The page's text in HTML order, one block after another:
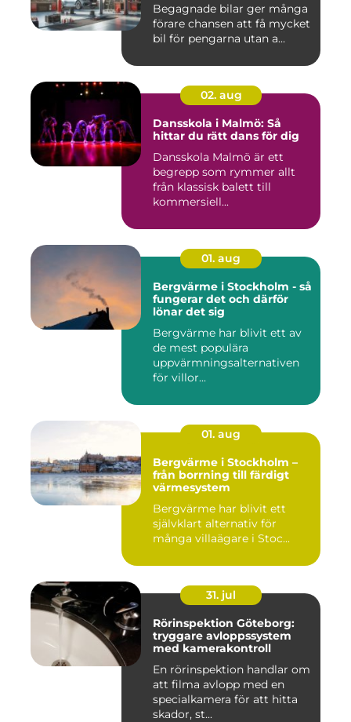
Begagnade bilar ger många
förare chansen att få mycket
bil för pengarna utan a...
02. aug
Dansskola i Malmö: Så
hittar du rätt dans för dig
Dansskola Malmö är ett
begrepp som rymmer allt
från klassisk balett till
kommersiell...
01. aug
Bergvärme i Stockholm - så
fungerar det och därför
lönar det sig
Bergvärme har blivit ett av
de mest populära
uppvärmningsalternativen
för villor...
01. aug
Bergvärme i Stockholm –
från borrning till färdigt
värmesystem
Bergvärme har blivit ett
självklart alternativ för
många villaägare i Stoc...
31. jul
Rörinspektion Göteborg:
tryggare avloppssystem
med kamerakontroll
En rörinspektion handlar om
att filma avlopp med en
specialkamera för att hitta
skador, st...